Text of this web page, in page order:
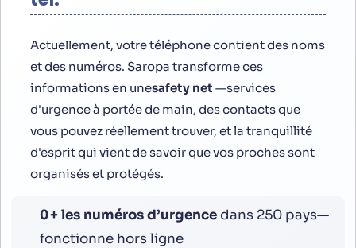
Actuellement, votre téléphone contient des noms
et des numéros. Saropa transforme ces
informations en unesafety net —services
d'urgence à portée de main, des contacts que
vous pouvez réellement trouver, et la tranquillité
d'esprit qui vient de savoir que vos proches sont
organisés et protégés.
0+ les numéros d’urgencedans 250 pays—
fonctionne hors ligne